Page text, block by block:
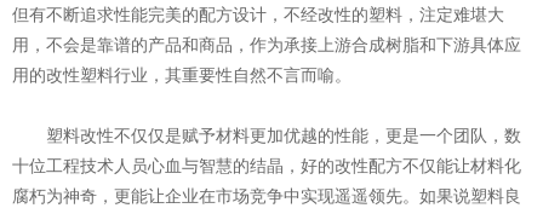
但有不断追求性能完美的配方设计，不经改性的塑料，注定难堪大
用，不会是靠谱的产品和商品，作为承接上游合成树脂和下游具体应
用的改性塑料行业，其重要性自然不言而喻。
塑料改性不仅仅是赋予材料更加优越的性能，更是一个团队，数
十位工程技术人员心血与智慧的结晶，好的改性配方不仅能让材料化
腐朽为神奇，更能让企业在市场竞争中实现遥遥领先。如果说塑料良